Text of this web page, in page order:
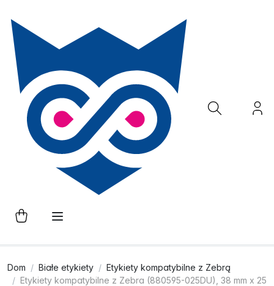
Dom Białe etykiety
Etykiety kompatybilne z Zebrą
Etykiety kompatybilne z Zebra (880595-025DU), 38 mm x 25